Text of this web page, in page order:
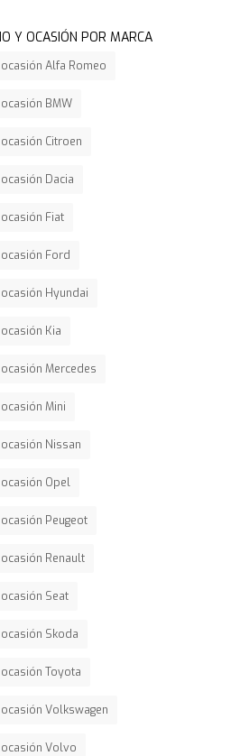
Y OCASIÓN POR MARCA
Alfa Romeo
BMW
Citroen
Dacia
Fiat
Ford
Hyundai
Kia
Mercedes
Mini
Nissan
Opel
Peugeot
Renault
Seat
Skoda
Toyota
Volkswagen
Volvo